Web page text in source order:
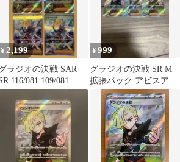
¥2,199
ラジオの決戦 SAR
116/081 109/081
¥999
グラジオの決戦 SR M
拡張パック アビスア
イ 3枚セット